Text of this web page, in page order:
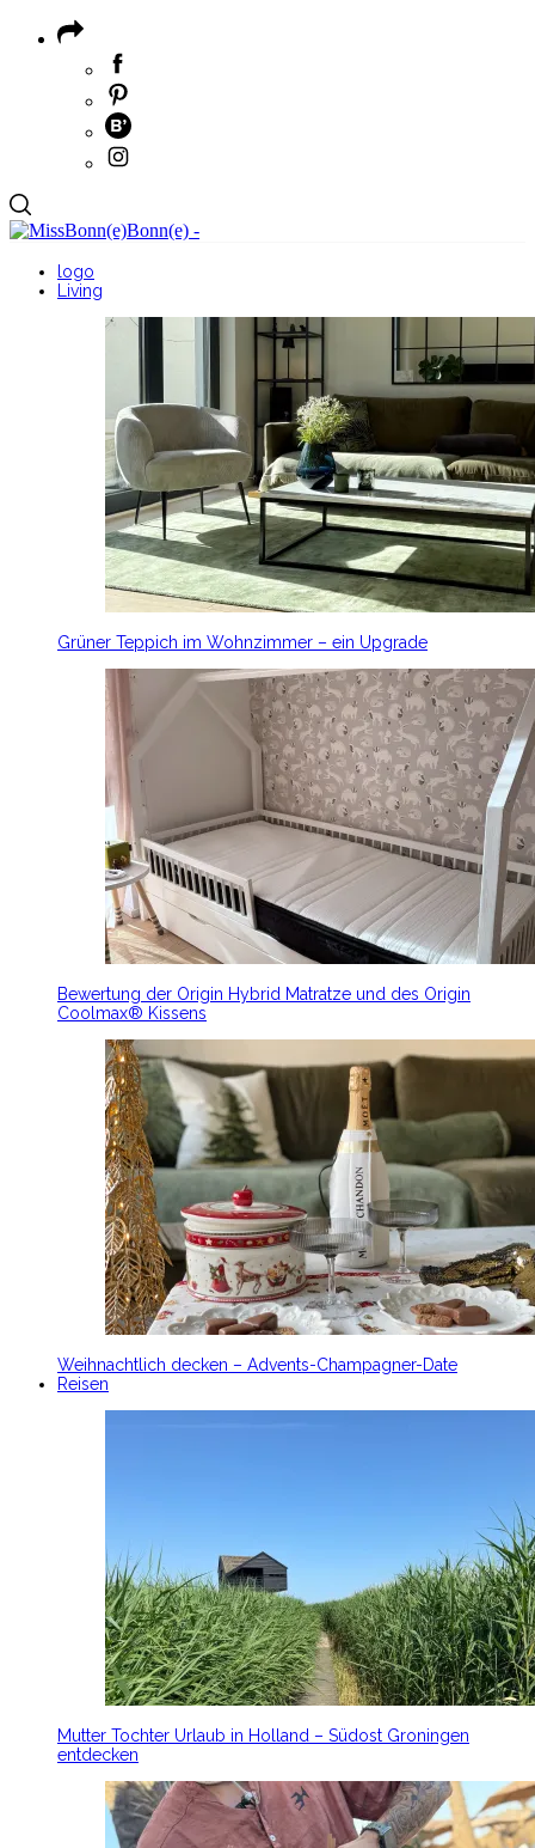
logo
Living
Grüner Teppich im Wohnzimmer – ein Upgrade
Bewertung der Origin Hybrid Matratze und des Origin
Coolmax® Kissens
Weihnachtlich decken – Advents-Champagner-Date
Reisen
Mutter Tochter Urlaub in Holland – Südost Groningen
entdecken